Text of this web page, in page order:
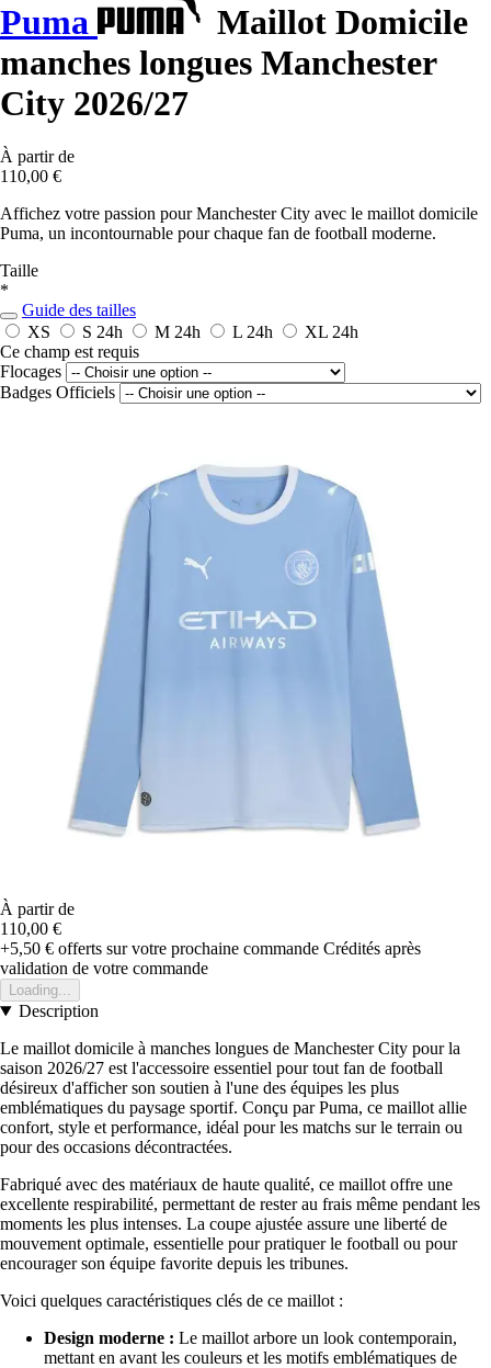
Puma
Maillot Domicile
manches longues Manchester
City 2026/27
À partir de
110,00 €
Affichez votre passion pour Manchester City avec le maillot domicile
Puma, un incontournable pour chaque fan de football moderne.
Taille
*
Guide des tailles
XS
S 24h M 24h L 24h XL 24h
Ce champ est requis
Flocages
Badges Officiels
À partir de
110,00 €
+5,50 € offerts sur votre prochaine commande Crédités après
validation de votre commande
Loading...
Description
Le maillot domicile à manches longues de Manchester City pour la
saison 2026/27 est l'accessoire essentiel pour tout fan de football
désireux d'afficher son soutien à l'une des équipes les plus
emblématiques du paysage sportif. Conçu par Puma, ce maillot allie
confort, style et performance, idéal pour les matchs sur le terrain ou
pour des occasions décontractées.
Fabriqué avec des matériaux de haute qualité, ce maillot offre une
excellente respirabilité, permettant de rester au frais même pendant les
moments les plus intenses. La coupe ajustée assure une liberté de
mouvement optimale, essentielle pour pratiquer le football ou pour
encourager son équipe favorite depuis les tribunes.
Voici quelques caractéristiques clés de ce maillot :
Design moderne : Le maillot arbore un look contemporain,
mettant en avant les couleurs et les motifs emblématiques de